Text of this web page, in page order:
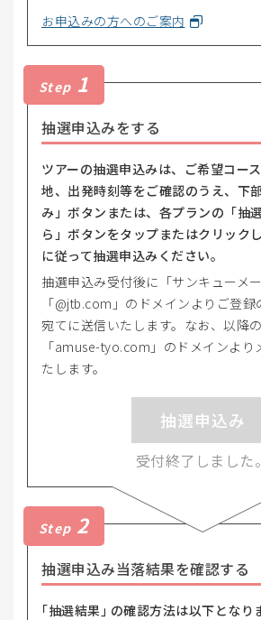
お申込みの方へのご案内
Step 1
抽選申込みをする
ツアーの抽選申込みは、ご希望コー
地、出発時刻等をご確認のうえ、下
み」ボタンまたは、各プランの「抽
ら」ボタンをタップまたはクリック
に従って抽選申込みください。
抽選申込み受付後に「サンキューメ
「@jtb.com」のドメインよりご登
宛てに送信いたします。なお、以降
「amuse-tyo.com」のドメインより
たします。
抽選申込み
受付終了しました。
Step 2
抽選申込み当落結果を確認する
｢抽選結果｣ の確認方法は以下となり